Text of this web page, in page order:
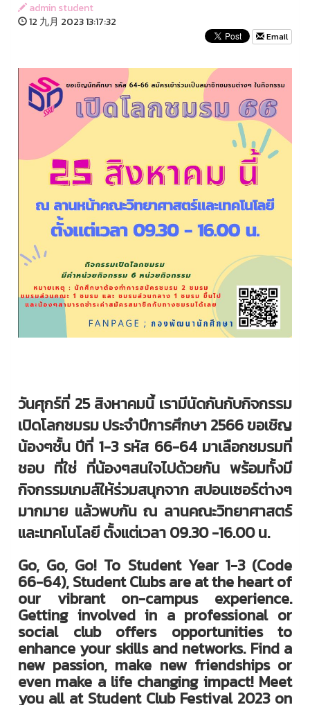
admin student
12 九月 2023 13:17:32
Email
วันศุกร์ที่ 25 สิงหาคมนี้ เรามีนัดกันกับกิจกรรม
เปิดโลกชมรม ประจำปีการศึกษา 2566 ขอเชิญ
น้องๆชั้น ปีที่ 1-3 รหัส 66-64 มาเลือกชมรมที่
ชอบ ที่ใช่ ที่น้องๆสนใจไปด้วยกัน พร้อมทั้งมี
กิจกรรมเกมส์ให้ร่วมสนุกจาก สปอนเซอร์ต่างๆ
มากมาย แล้วพบกัน ณ ลานคณะวิทยาศาสตร์
และเทคโนโลยี ตั้งแต่เวลา 09.30 -16.00 น.
Go, Go, Go! To Student Year 1-3 (Code
66-64), Student Clubs are at the heart of
our vibrant on-campus experience.
Getting involved in a professional or
social club offers opportunities to
enhance your skills and networks. Find a
new passion, make new friendships or
even make a life changing impact! Meet
you all at Student Club Festival 2023 on